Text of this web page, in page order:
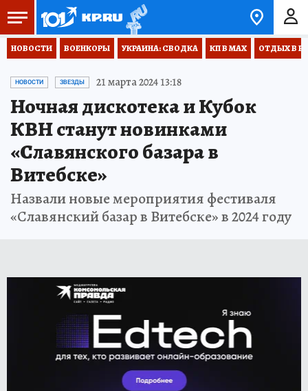
НОВОСТИ ВОЕНКОРЫ УКРАИНА: СВОДКА КП В МАХ ОТДЫХ В
НОВОСТИ ЗВЕЗДЫ 21 марта 2024 13:18
Ночная дискотека и Кубок
КВН станут новинками
«Славянского базара в
Витебске»
Назвали новые мероприятия фестиваля
«Славянский базар в Витебске» в 2024 году